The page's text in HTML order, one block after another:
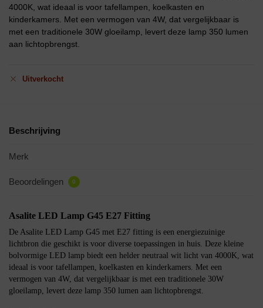
4000K, wat ideaal is voor tafellampen, koelkasten en
kinderkamers. Met een vermogen van 4W, dat vergelijkbaar is
met een traditionele 30W gloeilamp, levert deze lamp 350 lumen
aan lichtopbrengst.
Uitverkocht
Beschrijving
Merk
Beoordelingen 0
Asalite LED Lamp G45 E27 Fitting
De Asalite LED Lamp G45 met E27 fitting is een energiezuinige
lichtbron die geschikt is voor diverse toepassingen in huis. Deze kleine
bolvormige LED lamp biedt een helder neutraal wit licht van 4000K, wat
ideaal is voor tafellampen, koelkasten en kinderkamers. Met een
vermogen van 4W, dat vergelijkbaar is met een traditionele 30W
gloeilamp, levert deze lamp 350 lumen aan lichtopbrengst.